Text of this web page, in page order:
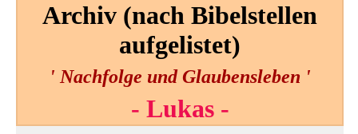
Archiv (nach Bibelstellen
aufgelistet)
' Nachfolge und Glaubensleben '
- Lukas -